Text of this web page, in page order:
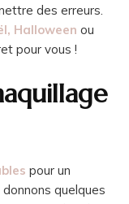
des erreurs.
Halloween ou
pour vous !
pour un
quelques